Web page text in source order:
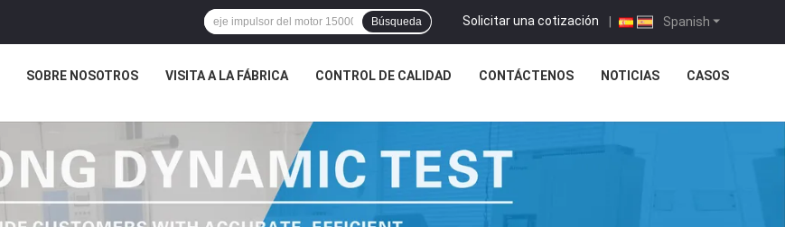
Spanish
Solicitar una cotización |
Búsqueda
SOBRE NOSOTROS VISITA A LA FÁBRICA CONTROL DE CALIDAD CONTÁCTENOS NOTICIAS CASOS